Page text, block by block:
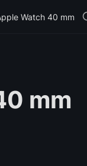
Watch 40 mm
mm